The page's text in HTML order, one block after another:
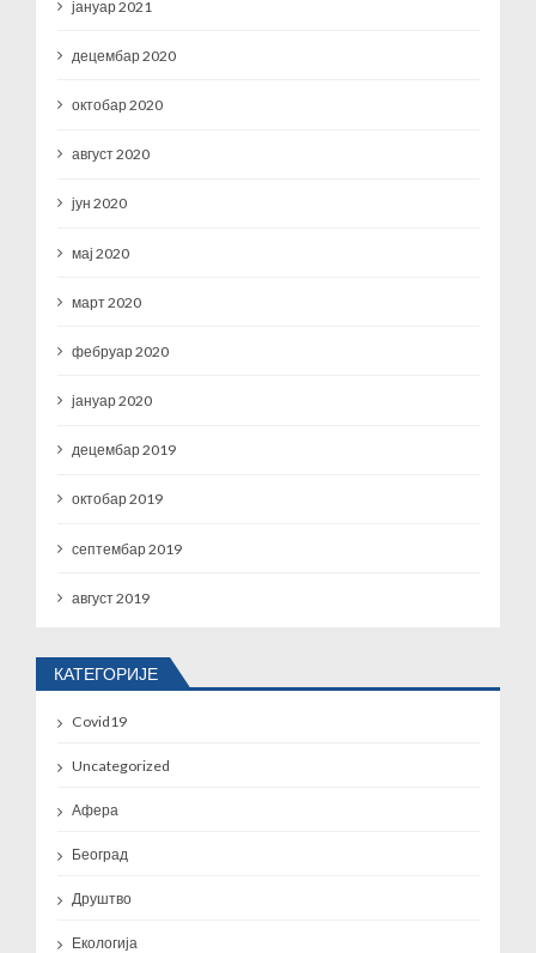
јануар 2021
децембар 2020
октобар 2020
август 2020
јун 2020
мај 2020
март 2020
фебруар 2020
јануар 2020
децембар 2019
октобар 2019
септембар 2019
август 2019
КАТЕГОРИЈЕ
Covid19
Uncategorized
Афера
Београд
Друштво
Екологија